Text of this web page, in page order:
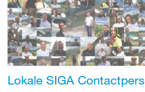
Lokale SIGA